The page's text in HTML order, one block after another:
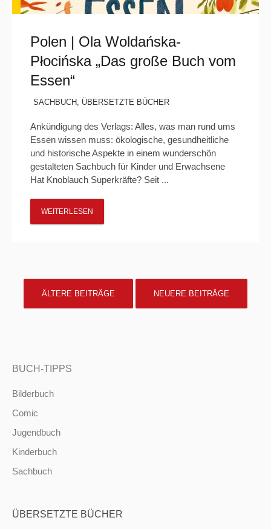
Polen | Ola Woldańska-
Płocińska „Das große Buch vom
Essen“
SACHBUCH , ÜBERSETZTE BÜCHER
Ankündigung des Verlags: Alles, was man rund ums
Essen wissen muss: ökologische, gesundheitliche
und historische Aspekte in einem wunderschön
gestalteten Sachbuch für Kinder und Erwachsene
Hat Knoblauch Superkräfte? Seit ...
WEITERLESEN
POSTS
ÄLTERE BEITRÄGE NEUERE BEITRÄGE
BUCH-TIPPS
Bilderbuch
Comic
Jugendbuch
Kinderbuch
Sachbuch
ÜBERSETZTE BÜCHER